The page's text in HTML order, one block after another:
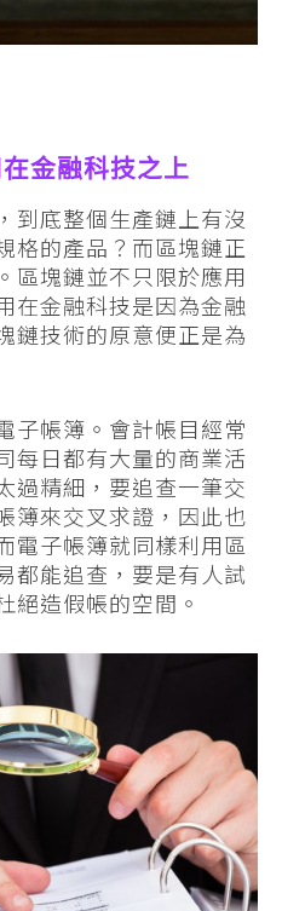
金融科技之上
到底整個生產鏈上有沒
格的產品？而區塊鏈正
區塊鏈並不只限於應用
在金融科技是因為金融
鏈技術的原意便正是為
子帳簿。會計帳目經常
每日都有大量的商業活
過精細，要追查一筆交
簿來交叉求證，因此也
電子帳簿就同樣利用區
都能追查，要是有人試
絕造假帳的空間。